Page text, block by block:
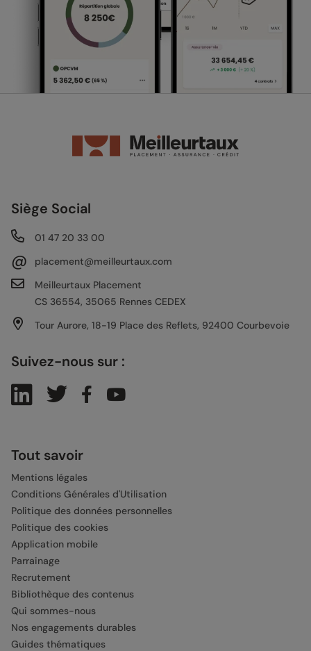
Siège Social
01 47 20 33 00
@
placement@meilleurtaux.com
Meilleurtaux Placement
CS 36554, 35065 Rennes CEDEX
Tour Aurore, 18-19 Place des Reflets, 92400 Courbevoie
Suivez-nous sur :
Tout savoir
Mentions légales
Conditions Générales d'Utilisation
Politique des données personnelles
Politique des cookies
Application mobile
Parrainage
Recrutement
Bibliothèque des contenus
Qui sommes-nous
Nos engagements durables
Guides thématiques